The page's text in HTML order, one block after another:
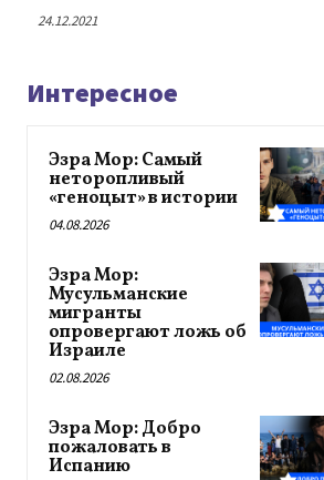
24.12.2021
Интересное
Эзра Мор: Самый
неторопливый
«геноцыт» в истории
04.08.2026
Эзра Мор:
Мусульманские
мигранты
опровергают ложь об
Израиле
02.08.2026
Эзра Мор: Добро
пожаловать в
Испанию